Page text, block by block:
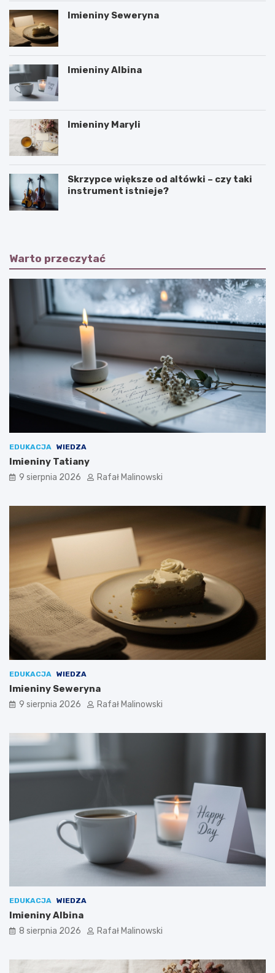
Imieniny Seweryna
Imieniny Albina
Imieniny Maryli
Skrzypce większe od altówki – czy taki
instrument istnieje?
Warto przeczytać
EDUKACJA WIEDZA
Imieniny Tatiany
9 sierpnia 2026 Rafał Malinowski
EDUKACJA WIEDZA
Imieniny Seweryna
9 sierpnia 2026 Rafał Malinowski
EDUKACJA WIEDZA
Imieniny Albina
8 sierpnia 2026 Rafał Malinowski